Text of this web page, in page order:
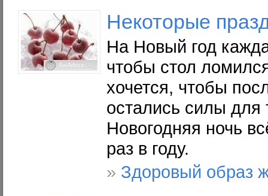
Некоторые
На Новый год
чтобы стол
хочется, чтобы
остались силы для
Новогодняя ночь
раз в году.
» Здоровый образ